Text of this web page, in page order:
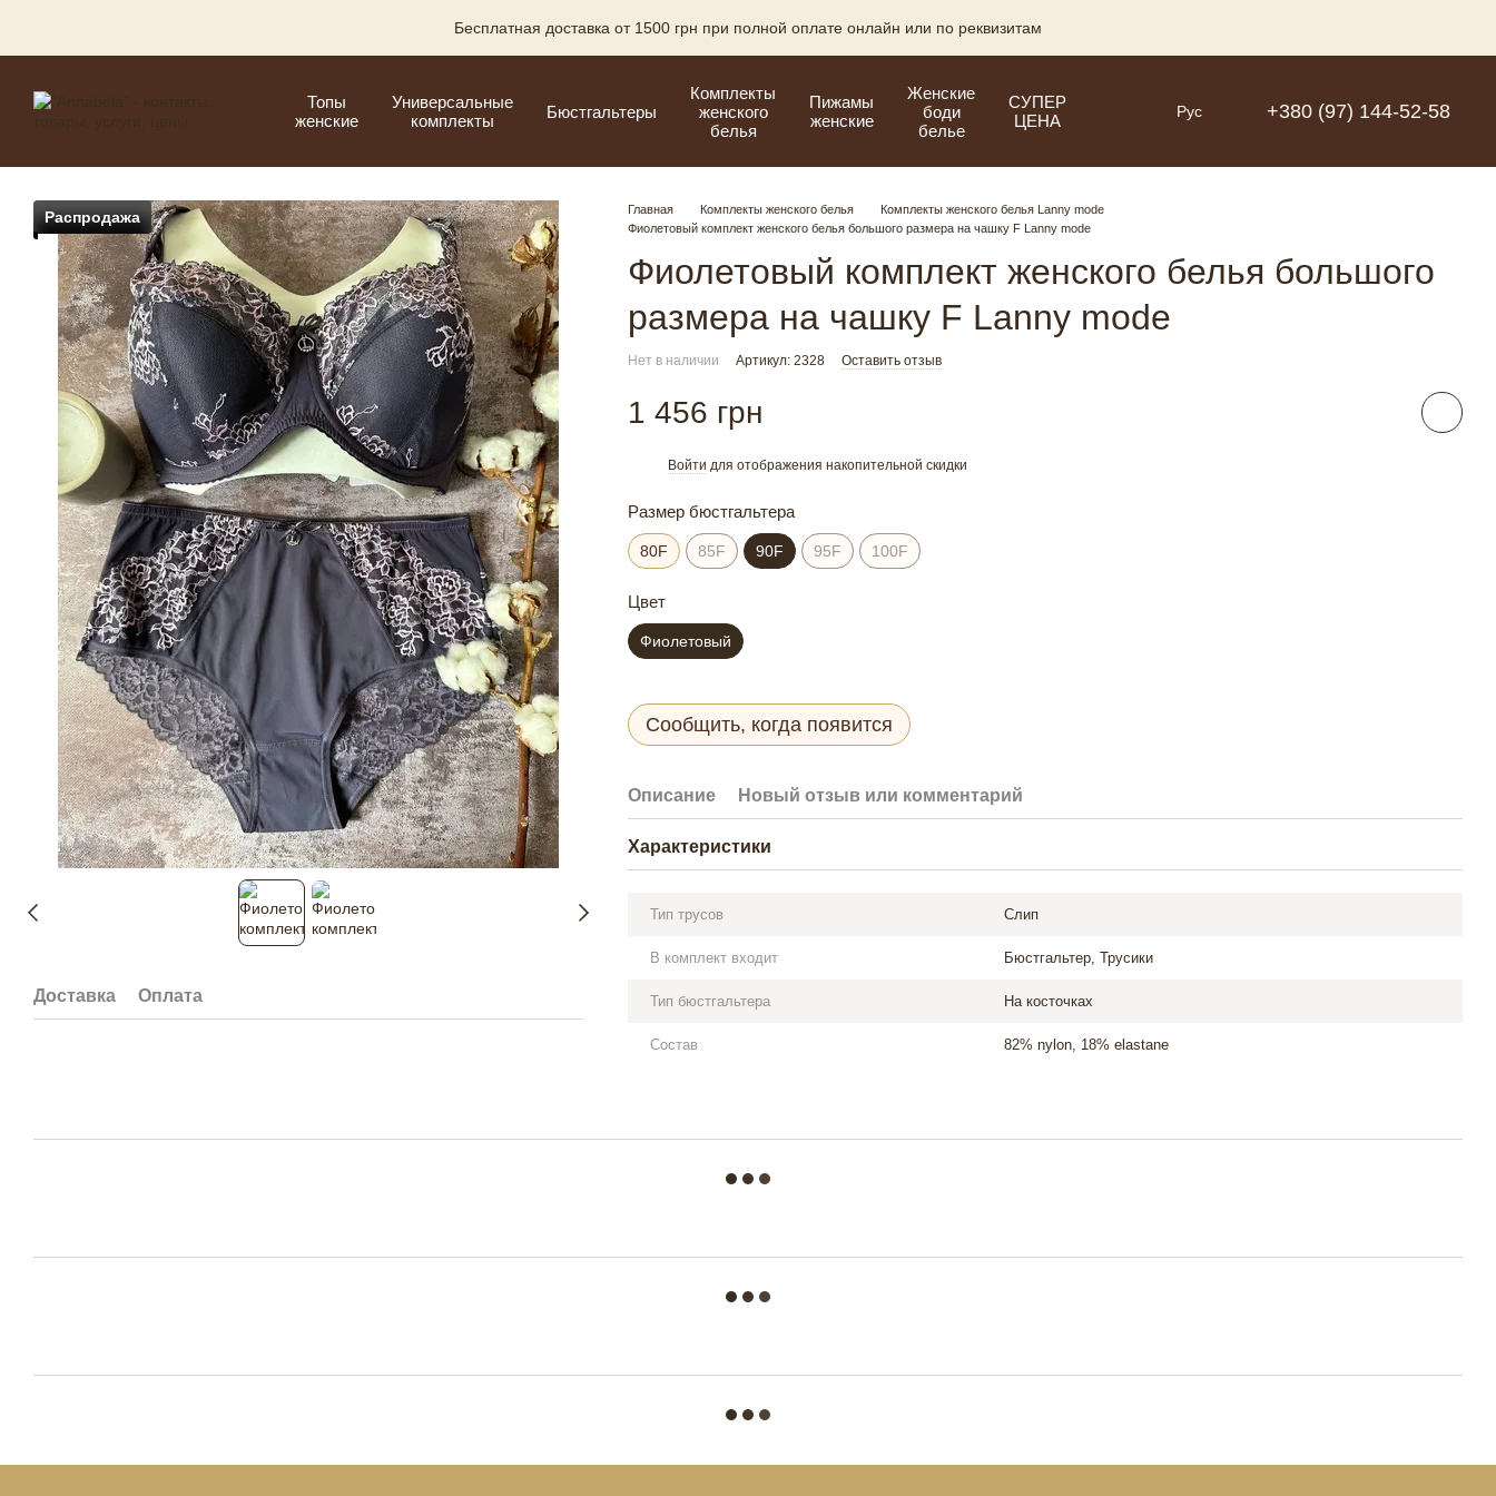
Бесплатная доставка от 1500 грн при полной оплате онлайн или по реквизитам
Топы
женские
Универсальные
комплекты
Бюстгальтеры
Комплекты
женского
белья
Пижамы
женские
Женские
боди
белье
СУПЕР
ЦЕНА
Рус +380 (97) 144-52-58
Распродажа
Доставка Оплата
Главная Комплекты женского белья
Комплекты женского белья Lanny mode
Фиолетовый комплект женского белья большого размера на чашку F Lanny mode
Фиолетовый комплект женского белья большого
размера на чашку F Lanny mode
Нет в наличии Артикул: 2328 Оставить отзыв
1 456 грн
Войти для отображения накопительной скидки
Размер бюстгальтера
80F 85F 90F 95F 100F
Цвет
Фиолетовый
Сообщить, когда появится
Описание Новый отзыв или комментарий
Характеристики
Тип трусов Слип
В комплект входит Бюстгальтер, Трусики
Тип бюстгальтера На косточках
Состав 82% nylon, 18% elastane